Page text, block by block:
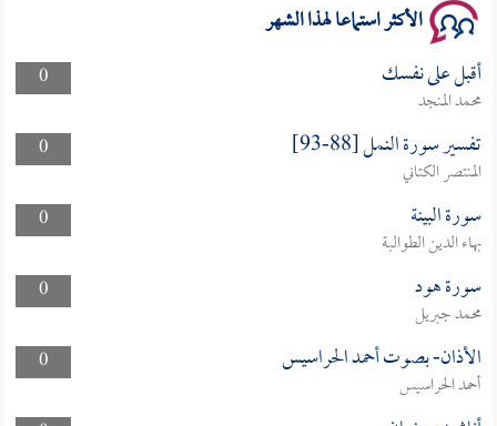
الأكثر استماعا لهذا الشهر
0 أقبل على نفسك
محمد المنجد
0
تفسير سورة النمل [88-93]
المنتصر الكتاني
0
سورة البينة
بهاء الدين الطوالبة
0
سورة هود
محمد جبريل
0
الأذان- بصوت أحمد الحراسيس
أحمد الحراسيس